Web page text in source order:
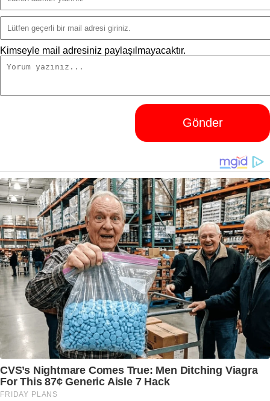
Kimseyle mail adresiniz paylaşılmayacaktır.
Gönder